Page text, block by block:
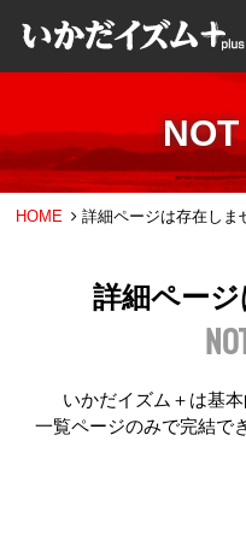
HOME 詳細ページは存在しま
詳細ペー
いかだイズム＋は基
一覧ページのみで完結で